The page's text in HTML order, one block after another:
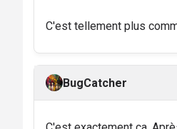
C'est tellement plus
BugCatcher